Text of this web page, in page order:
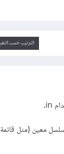
الترتيب حسب